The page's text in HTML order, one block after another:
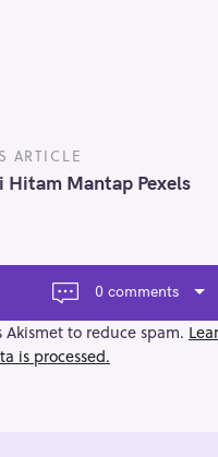
ARTICLE
Hitam Mantap Pexels
0 comments
Akismet to reduce spam.
is processed.